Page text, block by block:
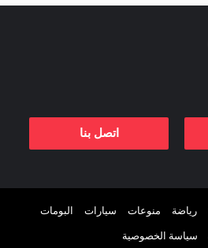
اتصل بنا
رياضة منوعات سيارات البومات
سياسة الخصوصية